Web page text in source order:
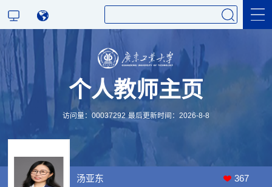
科学研究
教学研究
个人教师主页
访问量： 00037292 最后更新时间： 2026-8-8
汤亚东 367